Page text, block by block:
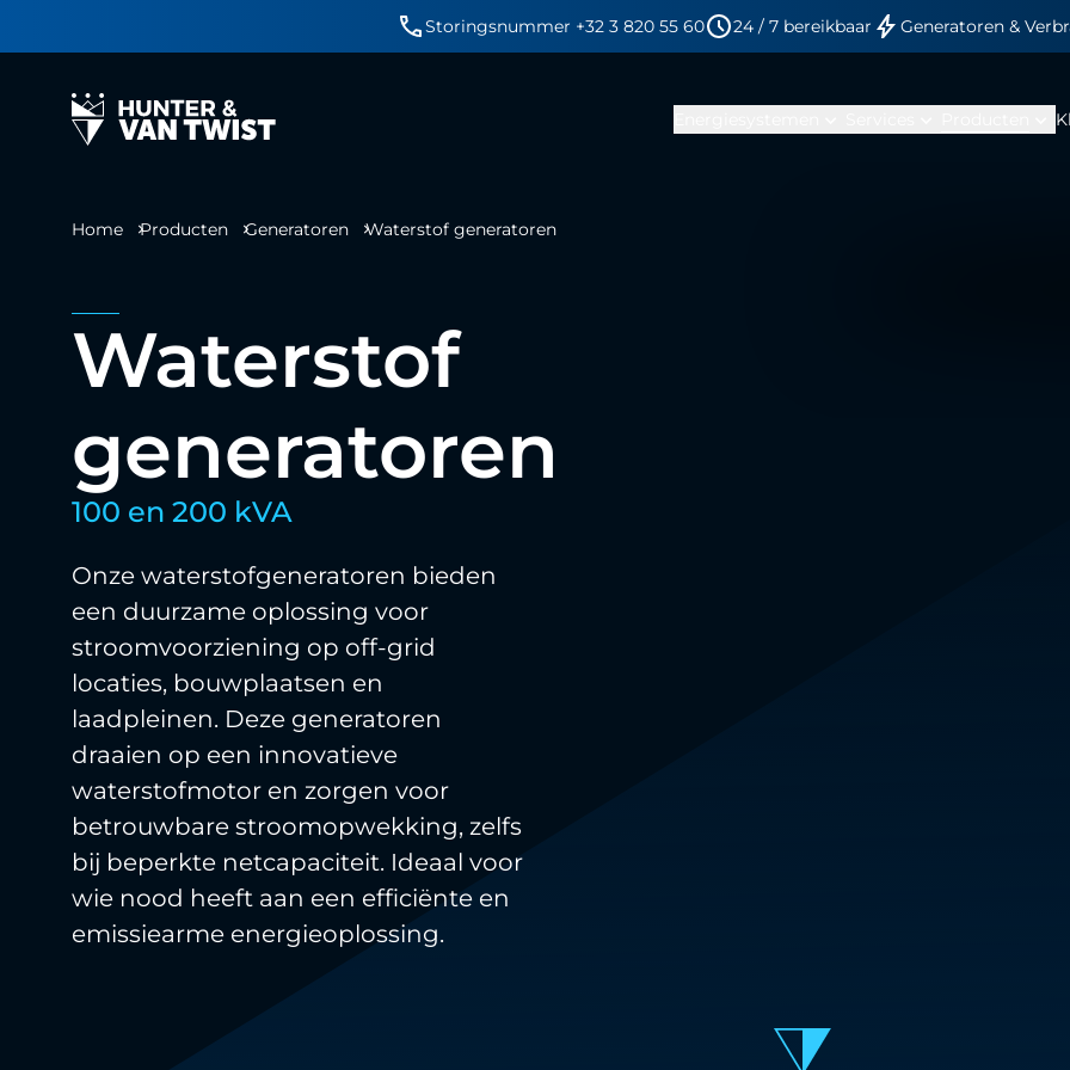
Storingsnummer +32 3 820 55 60 24 / 7 bereikbaar Generatoren &
Home Producten Generatoren Waterstof generatoren
Waterstof
generatoren
100 en 200 kVA
Onze waterstofgeneratoren bieden
een duurzame oplossing voor
stroomvoorziening op off-grid
locaties, bouwplaatsen en
laadpleinen. Deze generatoren
draaien op een innovatieve
waterstofmotor en zorgen voor
betrouwbare stroomopwekking, zelfs
bij beperkte netcapaciteit. Ideaal voor
wie nood heeft aan een efficiënte en
emissiearme energieoplossing.